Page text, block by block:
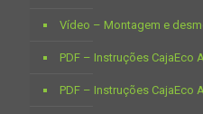
Vídeo – Montagem e
PDF – Instruções CajaEco
PDF – Instruções CajaEco